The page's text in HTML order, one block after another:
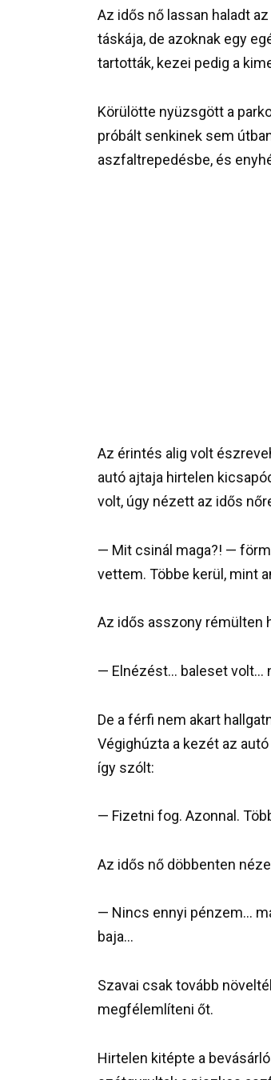
Az idős nő lassan haladt
táskája, de azoknak egy
tartották, kezei pedig a
Körülötte nyüzsgött a
próbált senkinek sem
aszfaltrepedésbe, és
Az érintés alig volt
autó ajtaja hirtelen
volt, úgy nézett az idős
— Mit csinál maga?! —
vettem. Többe kerül, mint
Az idős asszony rémülten
— Elnézést… baleset volt…
De a férfi nem akart
Végighúzta a kezét az
így szólt:
— Fizetni fog. Azonnal.
Az idős nő döbbenten
— Nincs ennyi pénzem…
baja…
Szavai csak tovább
megfélemlíteni őt.
Hirtelen kitépte a